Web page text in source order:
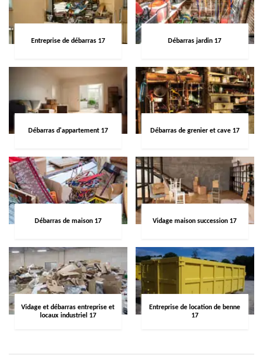
Entreprise de débarras 17 Débarras jardin 17
Débarras d'appartement 17 Débarras de grenier et cave 17
Débarras de maison 17 Vidage maison succession 17
Vidage et débarras entreprise et
locaux industriel 17
Entreprise de location de benne
17